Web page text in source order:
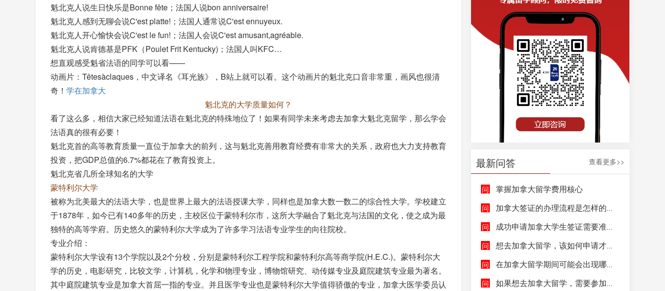
魁北克人说生日快乐是Bonne fête；法国人说bon anniversaire!
魁北克人感到无聊会说C'est platte!；法国人通常说C'est ennuyeux.
魁北克人开心愉快会说C'est le fun!；法国人会说C'est amusant,agréable.
魁北克人说肯德基是PFK（Poulet Frit Kentucky)；法国人叫KFC…
想直观感受魁省法语的同学可以看——
动画片：Têtesàclaques，中文译名《耳光族》，B站上就可以看。这个动画片的魁北克口音非常重，画风也很清
奇！ 学在加拿大
魁北克的大学质量如何？
看了这么多，相信大家已经知道法语在魁北克的特殊地位了！如果有同学未来考虑去加拿大魁北克留学，那么学会
法语真的很有必要！
魁北克首的高等教育质量一直位于加拿大的前列，这与魁北克善用教育经费有非常大的关系，政府也大力支持教育
投资，把GDP总值的6.7%都花在了教育投资上。
魁北克省几所全球知名的大学
蒙特利尔大学
被称为北美最大的法语大学，也是世界上最大的法语授课大学，同样也是加拿大数一数二的综合性大学。学校建立
于1878年，如今已有140多年的历史，主校区位于蒙特利尔市，这所大学融合了魁北克与法国的文化，使之成为最
独特的高等学府。历史悠久的蒙特利尔大学成为了许多学习法语专业学生的向往院校。
专业介绍：
蒙特利尔大学设有13个学院以及2个分校，分别是蒙特利尔工程学院和蒙特利尔高等商学院(H.E.C.)。蒙特利尔大
学的历史，电影研究，比较文学，计算机，化学和物理专业，博物馆研究、动传媒专业及庭院建筑专业最为著名。
其中庭院建筑专业是加拿大首屈一指的专业。并且医学专业也是蒙特利尔大学值得骄傲的专业，加拿大医学委员认
最新问答 查看更多>>
掌握加拿大留学费用核心
加拿大签证的办理流程是怎样的呢？
成功申请加拿大学生签证需要准备哪些文件呢？
想去加拿大留学，该如何申请才能成功拿到加拿大学生签证呢？
在加拿大留学期间可能会出现哪些紧急情况，具体该如何去处理这些紧急情况呢？
如果想去加拿大留学，需要参加哪些语言考试，达到什么水平才能申请呢？